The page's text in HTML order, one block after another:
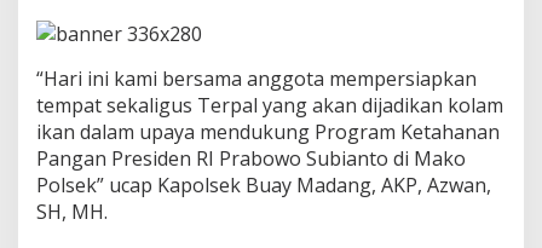
b
a
a
n
K
o
“Hari ini kami bersama anggota mempersiapkan
tempat sekaligus Terpal yang akan dijadikan kolam
ikan dalam upaya mendukung Program Ketahanan
Pangan Presiden RI Prabowo Subianto di Mako
Polsek” ucap Kapolsek Buay Madang, AKP, Azwan,
SH, MH.